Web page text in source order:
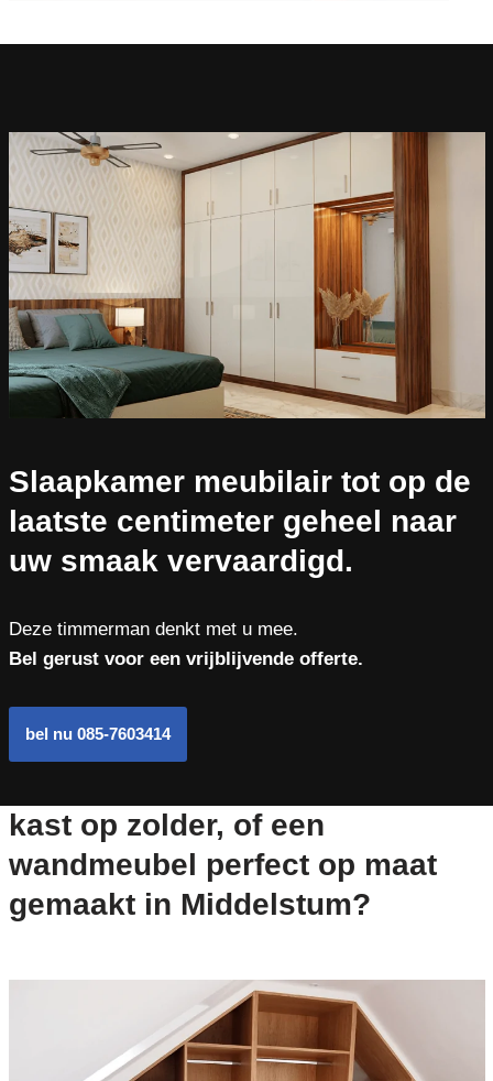
Slaapkamer meubilair tot op de
laatste centimeter geheel naar
uw smaak vervaardigd.
Deze timmerman denkt met u mee.
Bel gerust voor een vrijblijvende offerte.
bel nu 085-7603414
kast op zolder, of een
wandmeubel perfect op maat
gemaakt in Middelstum?